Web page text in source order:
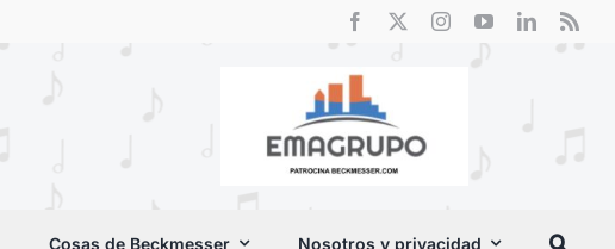
Cosas de Beckmesser Nosotros y privacidad